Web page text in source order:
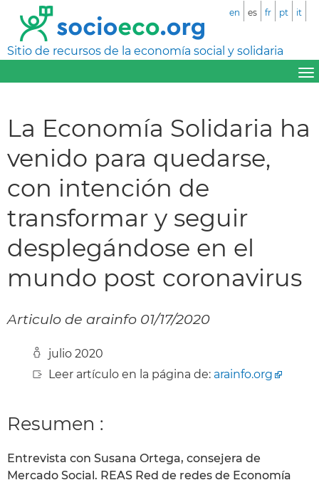
Sitio de recursos de la economía social y solidaria
en es fr pt it
La Economía Solidaria ha
venido para quedarse,
con intención de
transformar y seguir
desplegándose en el
mundo post coronavirus
Articulo de arainfo 01/17/2020
julio 2020
Leer artículo en la página de: arainfo.org
Resumen :
Entrevista con Susana Ortega, consejera de
Mercado Social. REAS Red de redes de Economía